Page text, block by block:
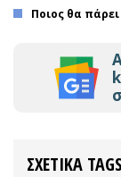
Ποιος θα
ΣΧΕΤΙΚΑ TAGS